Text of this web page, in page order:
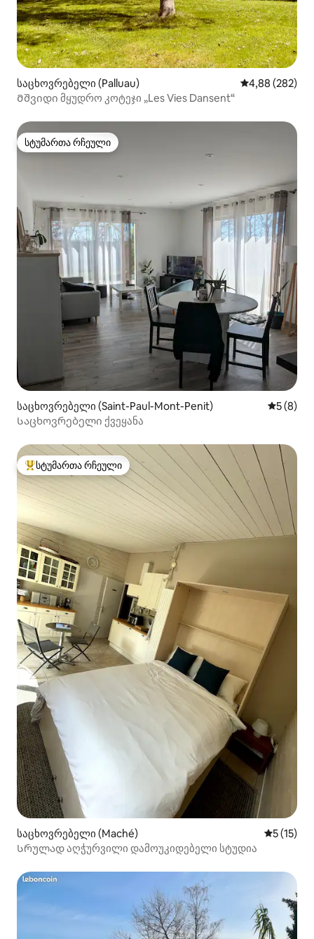
საცხოვრებელი (Palluau) საშუალო
4,88 (282)
Მშვიდი მყუდრო კოტეჯი „Les Vies Dansent“
სტუმართა რჩეული
სტუმართა რჩეული
საცხოვრებელი (Saint-Paul-Mont-Penit) საშუალო
5 (8)
Საცხოვრებელი ქვეყანა
სტუმართა რჩეული მოწინავე ვარიანტი
სტუმართა რჩეული
საცხოვრებელი (Maché) საშუალო
5 (15)
Სრულად აღჭურვილი დამოუკიდებელი სტუდია